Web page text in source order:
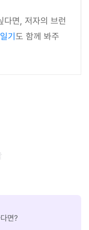
다면, 저자의 브런
기 도 함께 봐주
면?